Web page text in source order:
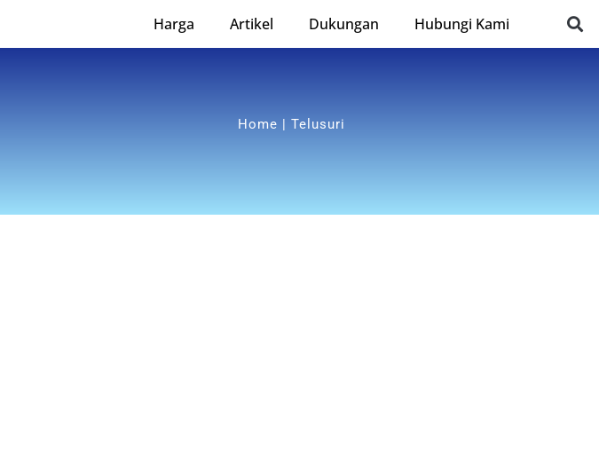
Harga Artikel Dukungan Hubungi Kami
Home | Telusuri